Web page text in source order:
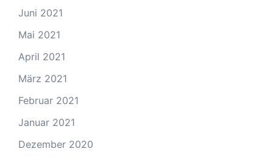
Juni 2021
Mai 2021
April 2021
März 2021
Februar 2021
Januar 2021
Dezember 2020